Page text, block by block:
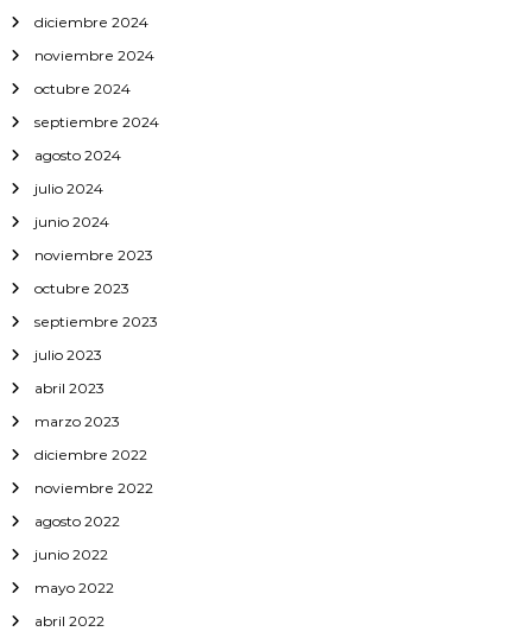
diciembre 2024
noviembre 2024
octubre 2024
septiembre 2024
agosto 2024
julio 2024
junio 2024
noviembre 2023
octubre 2023
septiembre 2023
julio 2023
abril 2023
marzo 2023
diciembre 2022
noviembre 2022
agosto 2022
junio 2022
mayo 2022
abril 2022